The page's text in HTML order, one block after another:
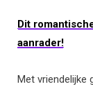
Dit
aanrader!
Met vriendelijke